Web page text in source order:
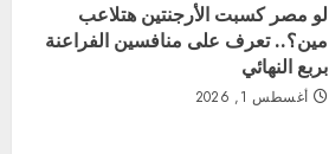
لو مصر كسبت الأرجنتين هتلاعب
مين؟.. تعرف على منافسين الفراعنة
بربع النهائي
أغسطس 1, 2026